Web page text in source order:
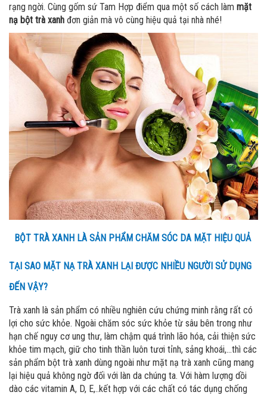
rạng ngời. Cùng gốm sứ Tam Hợp điểm qua một số cách làm mặt
nạ bột trà xanh đơn giản mà vô cùng hiệu quả tại nhà nhé!
BỘT TRÀ XANH LÀ SẢN PHẨM CHĂM SÓC DA MẶT HIỆU QUẢ
TẠI SAO MẶT NẠ TRÀ XANH LẠI ĐƯỢC NHIỀU NGƯỜI SỬ DỤNG
ĐẾN VẬY?
Trà xanh là sản phẩm có nhiều nghiên cứu chứng minh rằng rất có
lợi cho sức khỏe. Ngoài chăm sóc sức khỏe từ sâu bên trong như
hạn chế nguy cơ ung thư, làm chậm quá trình lão hóa, cải thiện sức
khỏe tim mạch, giữ cho tinh thần luôn tươi tỉnh, sảng khoái,...thì các
sản phẩm bột trà xanh dùng ngoài như mặt nạ trà xanh cũng mang
lại hiệu quả không ngờ đối với làn da chúng ta. Với hàm lượng dồi
dào các vitamin A, D, E,..kết hợp với các chất có tác dụng chống